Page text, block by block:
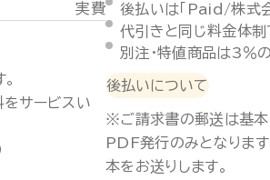
実費
サービスい
後払いは「Paid/株式会
代引きと同じ料金体
別注・特値商品は3％
後払いについて
※ご請求書の郵送は基本
PDF発行のみとなります
本をお送りします。